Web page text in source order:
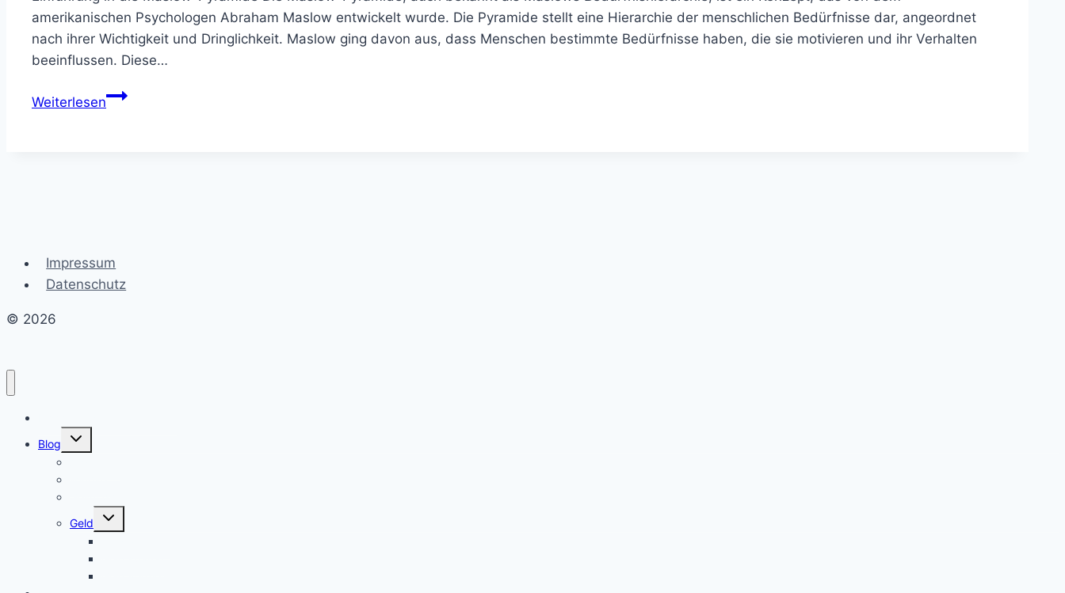
amerikanischen Psychologen Abraham Maslow entwickelt wurde. Die Pyramide stellt eine Hierarchie der menschlichen Bedürfnisse dar, angeordnet
nach ihrer Wichtigkeit und Dringlichkeit. Maslow ging davon aus, dass Menschen bestimmte Bedürfnisse haben, die sie motivieren und ihr Verhalten
beeinflussen. Diese…
WeiterlesenDie
Impressum
Datenschutz
© 2026
Blog
Untermenü
umschalten
Geld
Untermenü
umschalten